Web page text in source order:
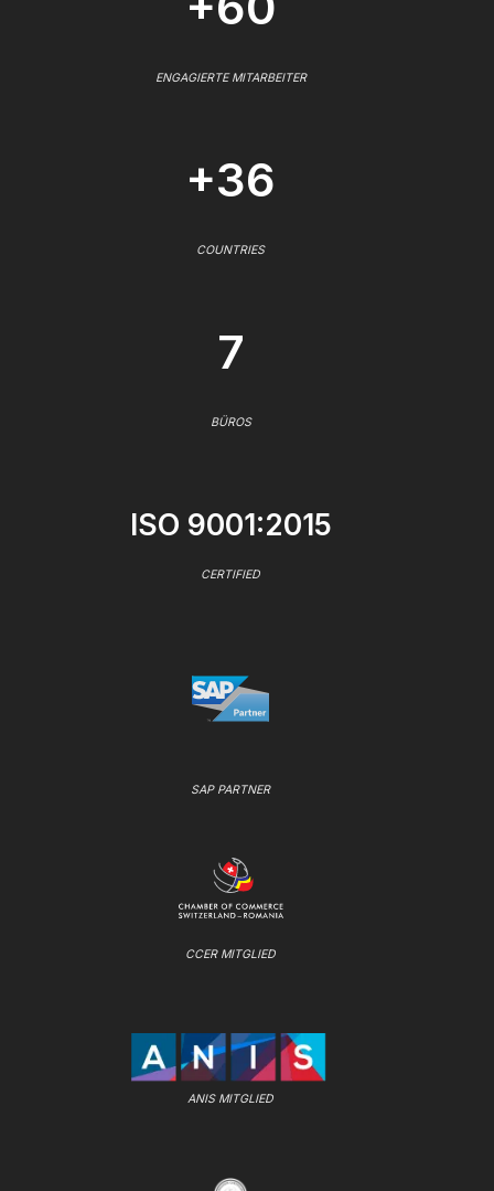
ENGAGIERTE MITARBEITER
+36
COUNTRIES
7
BÜROS
ISO 9001:2015
CERTIFIED
SAP PARTNER
CCER MITGLIED
ANIS MITGLIED